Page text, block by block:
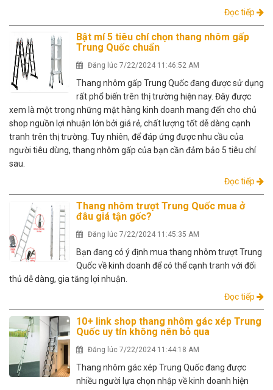
Đọc tiếp
Bật mí 5 tiêu chí chọn thang nhôm gấp
Trung Quốc chuẩn
Đăng lúc 7/22/2024 11:46:52 AM
Thang nhôm gấp Trung Quốc đang được sử dụng
rất phổ biến trên thị trường hiện nay. Đây được
xem là một trong những mặt hàng kinh doanh mang đến cho chủ
shop nguồn lợi nhuận lớn bởi giá rẻ, chất lượng tốt dễ dàng cạnh
tranh trên thị trường. Tuy nhiên, để đáp ứng được nhu cầu của
người tiêu dùng, thang nhôm gấp của bạn cần đảm bảo 5 tiêu chí
sau.
Đọc tiếp
Thang nhôm trượt Trung Quốc mua ở
đâu giá tận gốc?
Đăng lúc 7/22/2024 11:45:35 AM
Bạn đang có ý định mua thang nhôm trượt Trung
Quốc về kinh doanh để có thể cạnh tranh với đối
thủ dễ dàng, gia tăng lợi nhuận.
Đọc tiếp
10+ link shop thang nhôm gác xép Trung
Quốc uy tín không nên bỏ qua
Đăng lúc 7/22/2024 11:44:18 AM
Thang nhôm gác xép Trung Quốc đang được
nhiều người lựa chọn nhập về kinh doanh hiện